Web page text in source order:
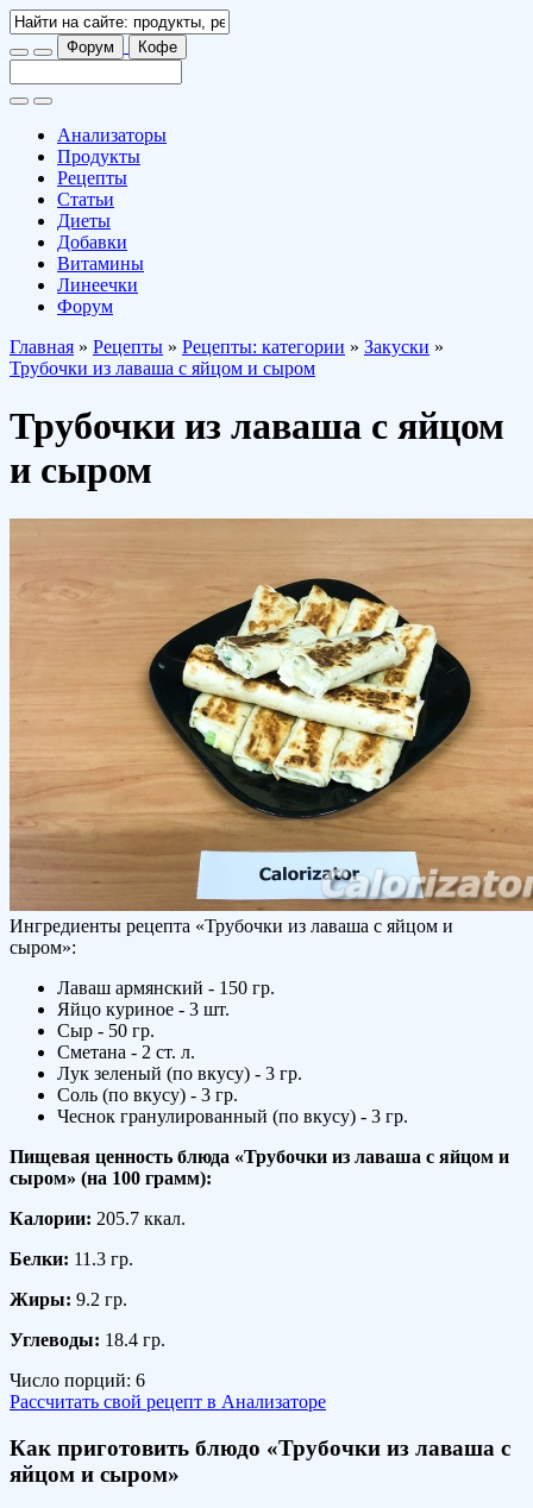
Форум Кофе
Анализаторы
Продукты
Рецепты
Статьи
Диеты
Добавки
Витамины
Линеечки
Форум
Главная » Рецепты » Рецепты: категории » Закуски »
Трубочки из лаваша с яйцом и сыром
Трубочки из лаваша с яйцом
и сыром
Ингредиенты рецепта «Трубочки из лаваша с яйцом и
сыром»:
Лаваш армянский - 150 гр.
Яйцо куриное - 3 шт.
Сыр - 50 гр.
Сметана - 2 ст. л.
Лук зеленый (по вкусу) - 3 гр.
Соль (по вкусу) - 3 гр.
Чеснок гранулированный (по вкусу) - 3 гр.
Пищевая ценность блюда «Трубочки из лаваша с яйцом и
сыром» (на 100 грамм):
Калории: 205.7 ккал.
Белки: 11.3 гр.
Жиры: 9.2 гр.
Углеводы: 18.4 гр.
Число порций: 6
Рассчитать свой рецепт в Анализаторе
Как приготовить блюдо «Трубочки из лаваша с
яйцом и сыром»